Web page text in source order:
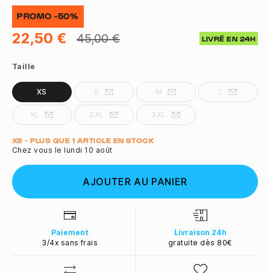
PROMO -50%
22,50 € 45,00 € LIVRÉ EN 24H
Taille
XS S M L
XL 2XL 3XL
Quantité
XS - PLUS QUE 1 ARTICLE EN STOCK
Chez vous le lundi 10 août
AJOUTER AU PANIER
Paiement
3/4x sans frais
Livraison 24h
gratuite dès 80€